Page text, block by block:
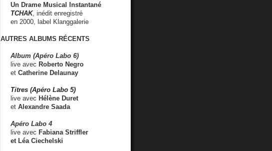
Un Drame Musical Instantané
TCHAK, inédit enregistré
en 2000, label Klanggalerie
AUTRES ALBUMS RÉCENTS
Album (Apéro Labo 6)
live avec Roberto Negro
et Catherine Delaunay
Titres (Apéro Labo 5)
live avec Hélène Duret
et Alexandre Saada
Apéro Labo 4
live avec Fabiana Striffler
et Léa Ciechelski